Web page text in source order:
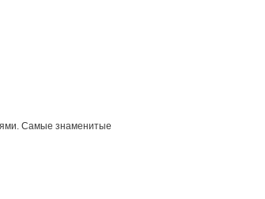
Самые знаменитые